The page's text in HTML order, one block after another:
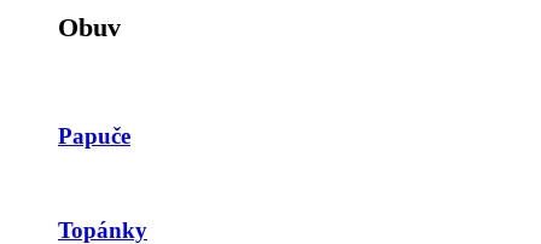
Obuv
Papuče
Topánky